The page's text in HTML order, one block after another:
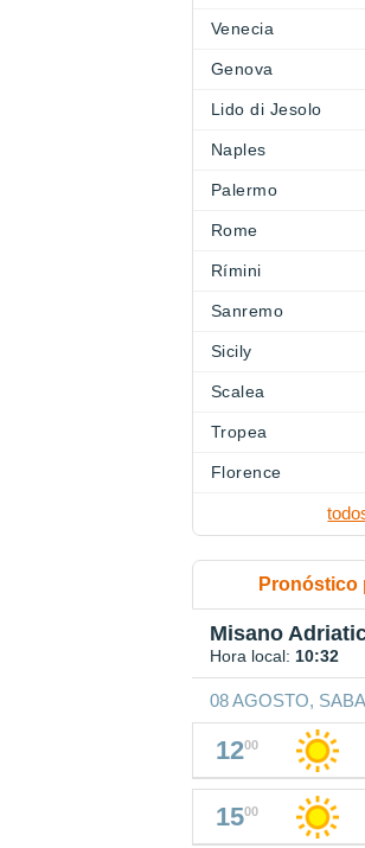
Venecia
Genova
Lido di Jesolo
Naples
Palermo
Rome
Rímini
Sanremo
Sicily
Scalea
Tropea
Florence
Pronóstico
Misano
Hora local: 10:32
08 AGOSTO,
1200
1500